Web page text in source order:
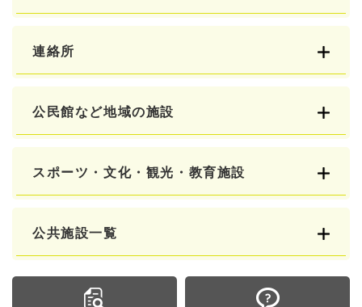
連絡所
公民館など地域の施設
スポーツ・文化・観光・教育施設
公共施設一覧